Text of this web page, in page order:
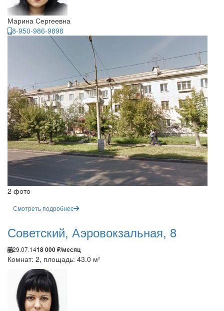
Марина Сергеевна
8-950-986-9898
2 фото
Смотреть подробнее
Советский, Аэровокзальная, 8
29.07.1418 000 ₽/месяц
Комнат: 2, площадь: 43.0 м²